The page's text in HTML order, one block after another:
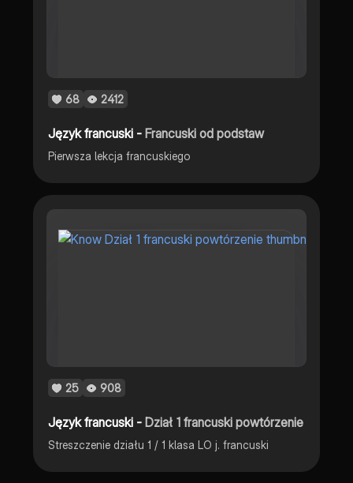
68 2412
Język francuski -Francuski od podstaw
Pierwsza lekcja francuskiego
25 908
Język francuski -Dział 1 francuski powtórzenie
Streszczenie działu 1 / 1 klasa LO j. francuski